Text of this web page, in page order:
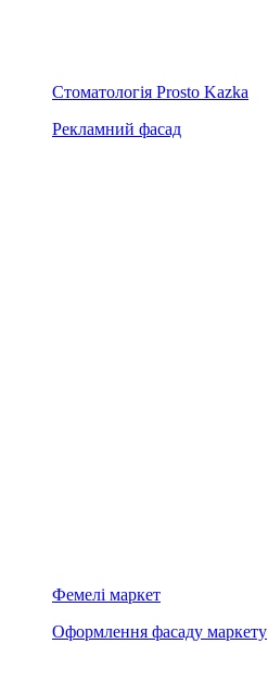
Стоматологія Prosto Kazka
Рекламний фасад
Фемелі маркет
Оформлення фасаду маркету